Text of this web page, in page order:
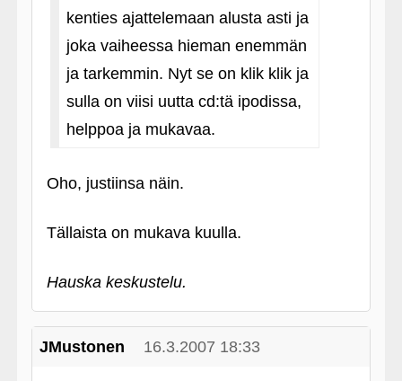
kenties ajattelemaan alusta asti ja
joka vaiheessa hieman enemmän
ja tarkemmin. Nyt se on klik klik ja
sulla on viisi uutta cd:tä ipodissa,
helppoa ja mukavaa.
Oho, justiinsa näin.
Tällaista on mukava kuulla.
Hauska keskustelu.
JMustonen 16.3.2007 18:33